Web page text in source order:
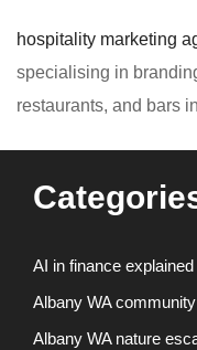
hospitality marketing
specialising in
restaurants, and bars
AI in finance explained
Albany WA
Albany WA nature